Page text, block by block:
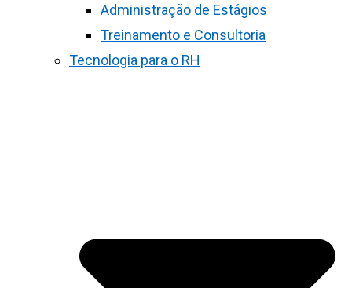
Administração de Estágios
Treinamento e Consultoria
Tecnologia para o RH